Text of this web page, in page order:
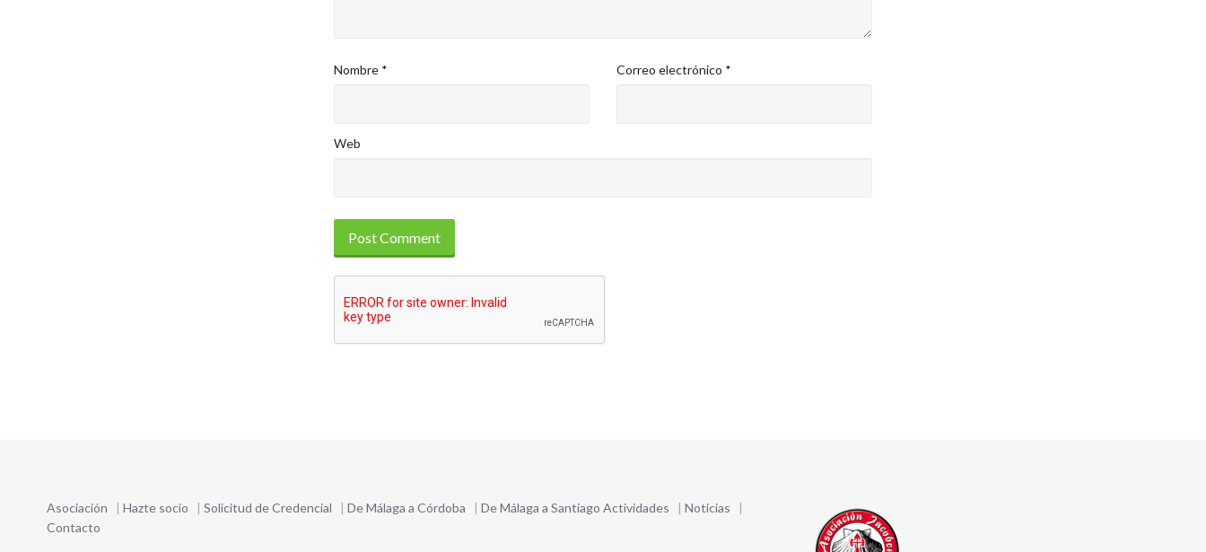
Nombre * Correo electrónico *
Web
Asociación | Hazte socio | Solicitud de Credencial | De Málaga a Córdoba | De Málaga a Santiago Actividades | Noticias |
Contacto